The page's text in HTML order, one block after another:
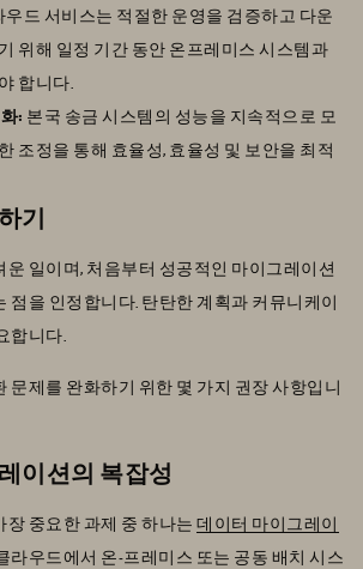
우드 서비스는 적절한 운영을 검증하고 다운
위해 일정 기간 동안 온프레미스 시스템과
합니다.
: 본국 송금 시스템의 성능을 지속적으로 모
조정을 통해 효율성, 효율성 및 보안을 최적
기
운 일이며, 처음부터 성공적인 마이그레이션
점을 인정합니다. 탄탄한 계획과 커뮤니케이
합니다.
문제를 완화하기 위한 몇 가지 권장 사항입니
이션의 복잡성
중요한 과제 중 하나는 데이터 마이그레이
라우드에서 온-프레미스 또는 공동 배치 시스